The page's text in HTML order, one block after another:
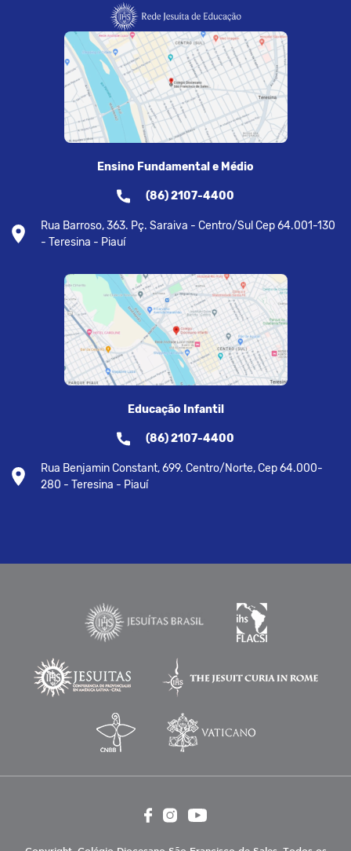
Ensino Fundamental e Médio
(86) 2107-4400
Rua Barroso, 363. Pç. Saraiva - Centro/Sul Cep 64.001-130
- Teresina - Piauí
Educação Infantil
(86) 2107-4400
Rua Benjamin Constant, 699. Centro/Norte, Cep 64.000-
280 - Teresina - Piauí